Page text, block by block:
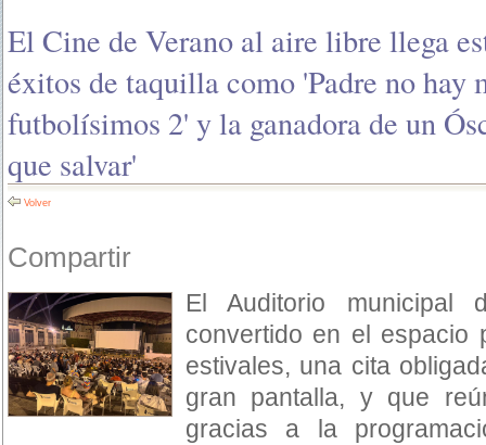
El Cine de Verano al aire libre llega
éxitos de taquilla como 'Padre no hay
futbolísimos 2' y la ganadora de un
que salvar'
Volver
Compartir
El Auditorio
convertido en el espacio
estivales, una cita
gran pantalla, y que
gracias a la